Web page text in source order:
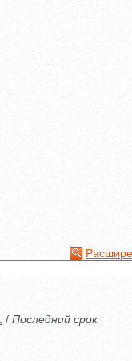
/ Последний срок